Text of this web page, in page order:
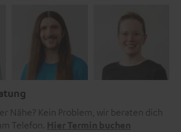
Nähe? Kein Problem, wir beraten dich
Telefon. Hier Termin buchen